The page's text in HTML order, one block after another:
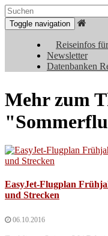
Toggle navigation
Reiseinfos
Newsletter
Datenbanken
Mehr zum
EasyJet-Flugplan
und Strecken
06.10.2016